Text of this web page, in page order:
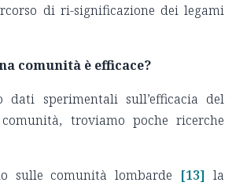
di ri-significazione dei legami
comunità è efficace?
dati sperimentali sull’efficacia del
troviamo poche ricerche
sulle comunità lombarde [13] la